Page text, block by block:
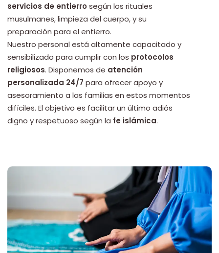
servicios de entierrosegún los rituales
musulmanes, limpieza del cuerpo, y su
preparación para el entierro.
Nuestro personal está altamente capacitado y
sensibilizado para cumplir con los protocolos
religiosos. Disponemos de atención
personalizada 24/7 para ofrecer apoyo y
asesoramiento a las familias en estos momentos
difíciles. El objetivo es facilitar un último adiós
digno y respetuoso según la fe islámica.